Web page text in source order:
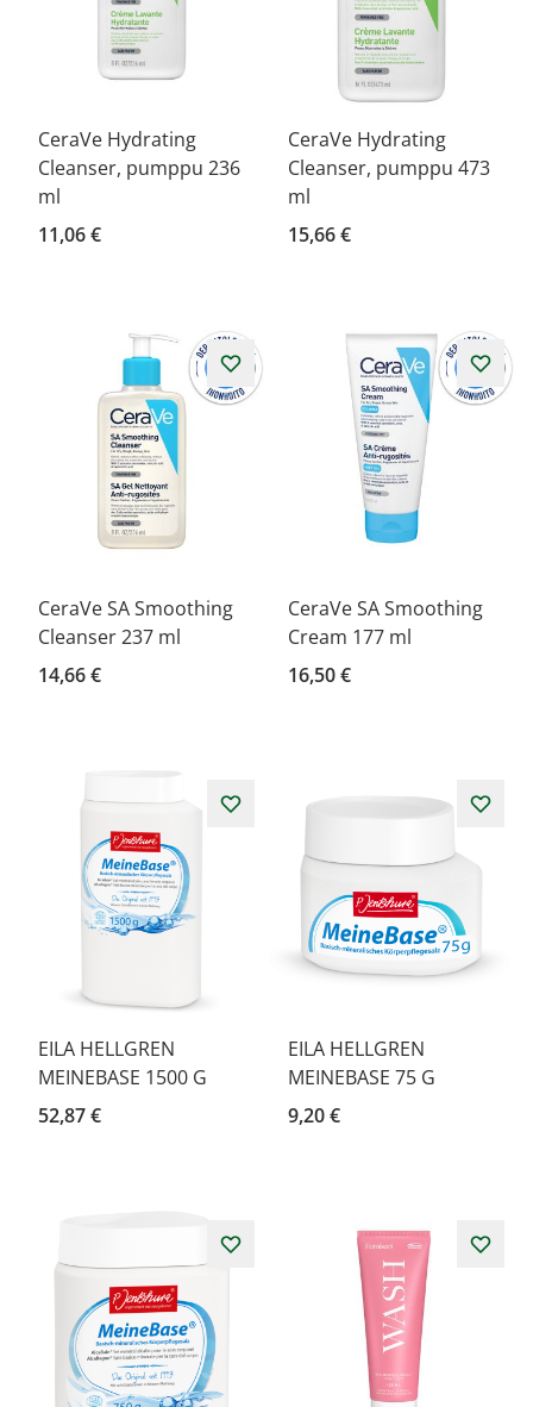
CeraVe Hydrating
Cleanser, pumppu 236
ml
11,06 €
CeraVe Hydrating
Cleanser, pumppu 473
ml
15,66 €
CeraVe SA Smoothing
Cleanser 237 ml
14,66 €
CeraVe SA Smoothing
Cream 177 ml
16,50 €
EILA HELLGREN
MEINEBASE 1500 G
52,87 €
EILA HELLGREN
MEINEBASE 75 G
9,20 €